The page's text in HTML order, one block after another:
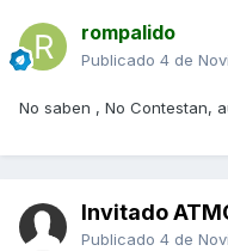
rompalido
Publicado 4 de
No saben , No Contestan,
Invitado
Publicado 4 de